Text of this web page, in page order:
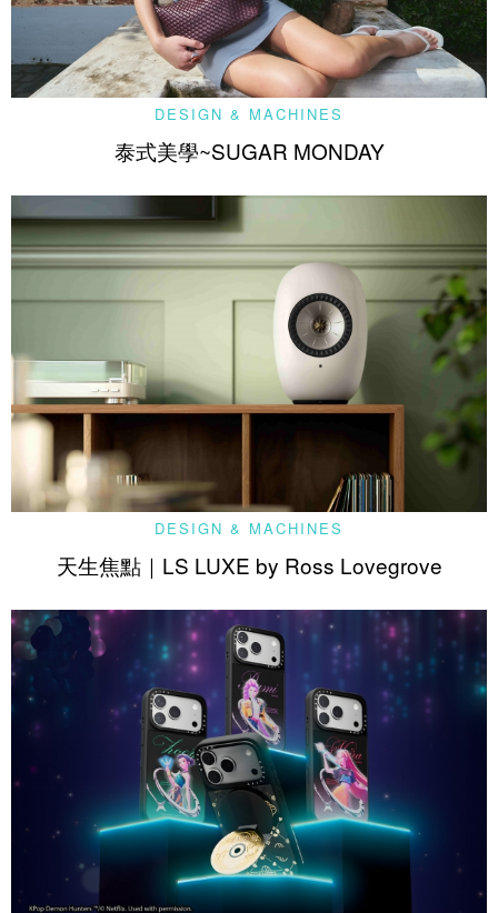
DESIGN & MACHINES
泰式美學~SUGAR MONDAY
DESIGN & MACHINES
天生焦點｜LS LUXE by Ross Lovegrove